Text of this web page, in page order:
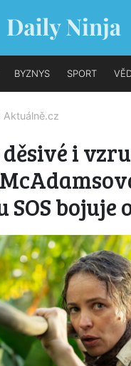
BYZNYS SPORT
Aktuálně.cz
děsivé i
bojuje